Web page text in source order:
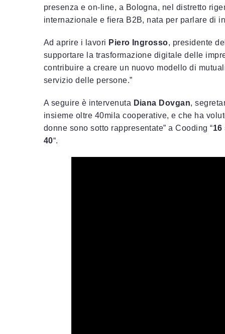
presenza e on-line, a Bologna, nel distretto
internazionale e fiera B2B, nata per parlare di
Ad aprire i lavori Piero Ingrosso, presidente
supportare la trasformazione digitale delle
contribuire a creare un nuovo modello di
servizio delle persone.”
A seguire è intervenuta Diana Dovgan,
insieme oltre 40mila cooperative, e che ha
donne sono sotto rappresentate” a Cooding “16
40“.